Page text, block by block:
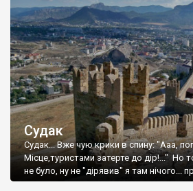
Судак
Судак... Вже чую крики в спину: "Ааа,
Місце,туристами затерте до дір!..." Но
не було, ну не "дірявив" я там нічого...